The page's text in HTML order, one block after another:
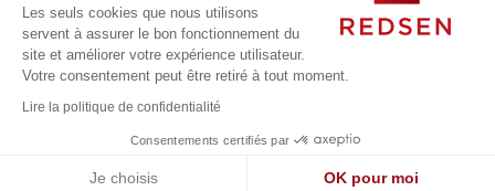
• Diminuer lerisque d’erreurs
de saisie manuelle.
• Eviter lamobilisation du personnel
tâches sans valeur ajoutée.
• Réduire
l’espace de stockage
imprimé, encre, timbres, enveloppe etc.)
• Faciliter et sécuriser la
conservation des
Les seuls cookies que nous utilisons
servent à assurer le bon fonctionnement du
site et améliorer votre expérience utilisateur.
Votre consentement peut être retiré à tout moment.
Lire la politique de confidentialité
Consentements certifiés par
Je choisis OK pour moi